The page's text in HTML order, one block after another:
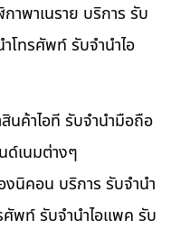
าพาเนราย บริการ รับ
โทรศัพท์ รับจำนำไอ
นค้าไอที รับจำนำมือถือ
ด์เนมต่างๆ
นิคอน บริการ รับจำนำ
ศัพท์ รับจำนำไอแพค รับ